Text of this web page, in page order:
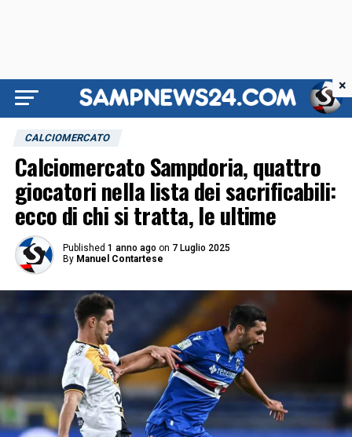
CALCIOMERCATO
Calciomercato Sampdoria, quattro
giocatori nella lista dei sacrificabili:
ecco di chi si tratta, le ultime
Published 1 anno ago on 7 Luglio 2025
By Manuel Contartese
×